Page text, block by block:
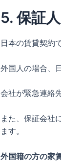
5. 保証
日本の賃貸契約
外国人の場合、
会社が緊急連絡
また、保証会社
ます。
外国籍の方の家